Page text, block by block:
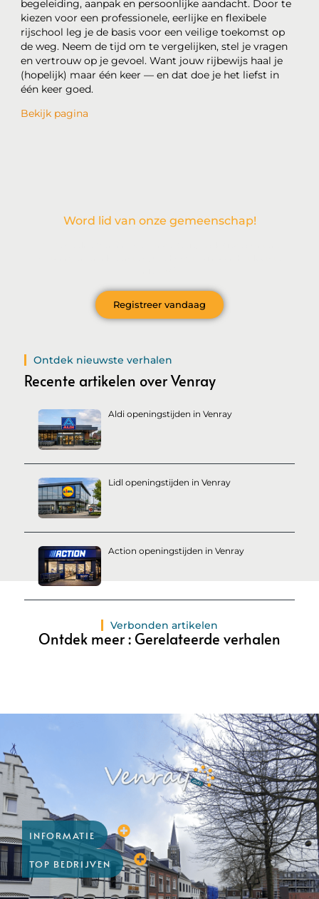
begeleiding, aanpak en persoonlijke aandacht. Door te
kiezen voor een professionele, eerlijke en flexibele
rijschool leg je de basis voor een veilige toekomst op
de weg. Neem de tijd om te vergelijken, stel je vragen
en vertrouw op je gevoel. Want jouw rijbewijs haal je
(hopelijk) maar één keer — en dat doe je het liefst in
één keer goed.
Bekijk pagina
Word lid van onze gemeenschap!
Registreer vandaag
Ontdek nieuwste verhalen
Recente artikelen over Venray
Aldi openingstijden in Venray
Lidl openingstijden in Venray
Action openingstijden in Venray
Verbonden artikelen
Ontdek meer : Gerelateerde verhalen
INFORMATIE
TOP BEDRIJVEN